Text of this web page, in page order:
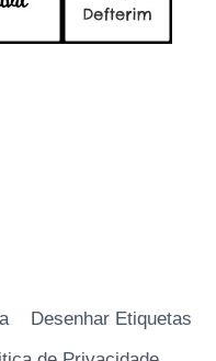
Desenhar Etiquetas